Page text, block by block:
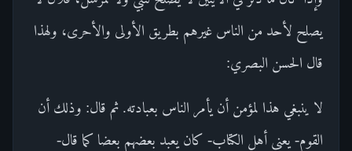
يصلح لأحد من الناس غيرهم بطريق الأولى والأحرى، ولهذا
قال الحسن البصري:
لا ينبغي هذا لمؤمن أن يأمر الناس بعبادته. ثم قال: وذلك أن
القوم- يعنى أهل الكتاب- كان يعبد بعضهم بعضا كما قال-